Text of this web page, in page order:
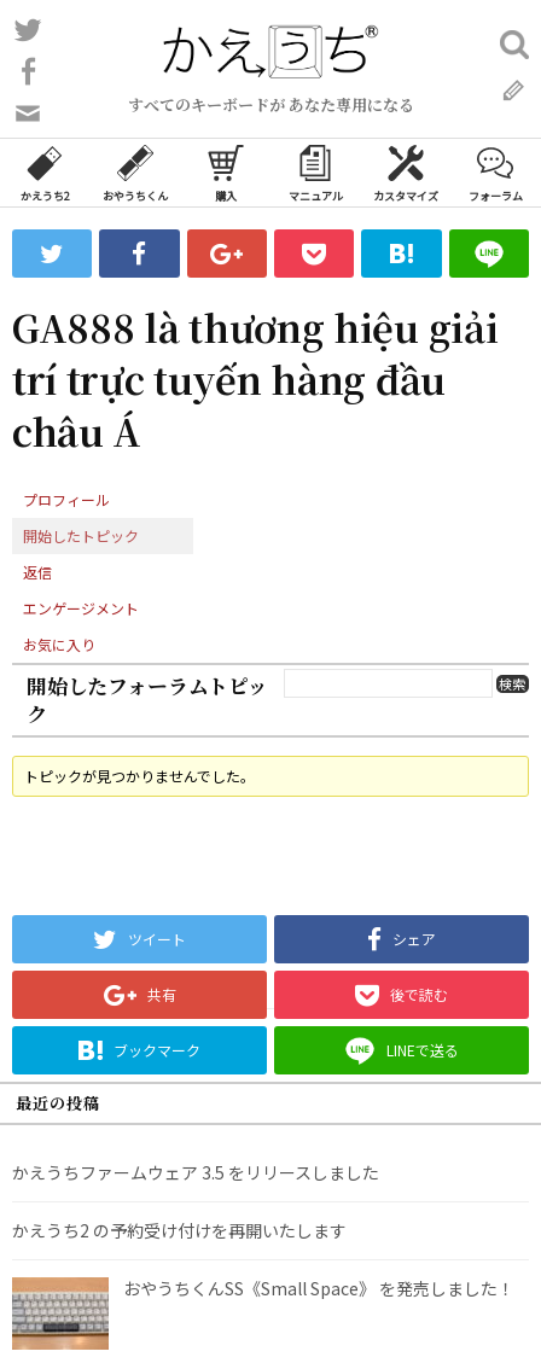
コ
ン
ン
ツ
ス
ッ
すべてのキーボードが あなた専用になる
い
合
わ
フ
ォ
ム
検
索:
かえうち2 おやうちくん 購入 マニュアル カスタマイズ フォーラム
GA888 là thương hiệu giải
trí trực tuyến hàng đầu
châu Á
プロフィール
開始したトピック
返信
エンゲージメント
お気に入り
開始したフォーラムトピッ
ク
トピックが見つかりませんでした。
ツイート シェア
共有 後で読む
ブックマーク LINEで送る
最近の投稿
かえうちファームウェア 3.5 をリリースしました
かえうち2 の予約受け付けを再開いたします
おやうちくんSS《Small Space》 を発売しました！